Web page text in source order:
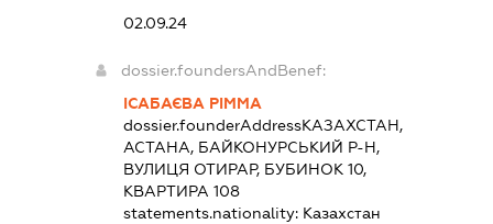
02.09.24
dossier.foundersAndBenef:
ІСАБАЄВА РІММА
dossier.founderAddressКАЗАХСТАН,
АСТАНА, БАЙКОНУРСЬКИЙ Р-Н,
ВУЛИЦЯ ОТИРАР, БУБИНОК 10,
КВАРТИРА 108
statements.nationality: Казахстан